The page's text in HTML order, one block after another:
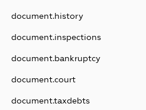
document.history
document.inspections
document.bankruptcy
document.court
document.taxdebts